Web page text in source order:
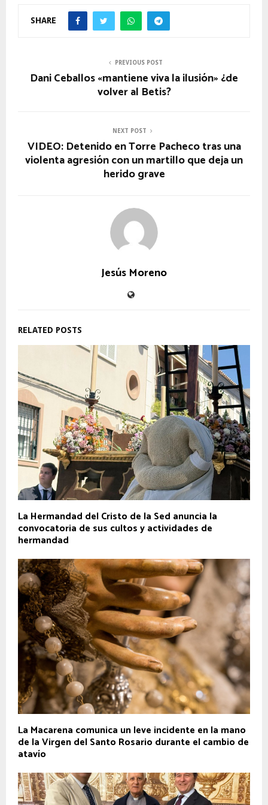
SHARE
PREVIOUS POST
Dani Ceballos «mantiene viva la ilusión» ¿de
volver al Betis?
NEXT POST
VIDEO: Detenido en Torre Pacheco tras una
violenta agresión con un martillo que deja un
herido grave
Jesús Moreno
RELATED POSTS
La Hermandad del Cristo de la Sed anuncia la
convocatoria de sus cultos y actividades de
hermandad
La Macarena comunica un leve incidente en la mano
de la Virgen del Santo Rosario durante el cambio de
atavío